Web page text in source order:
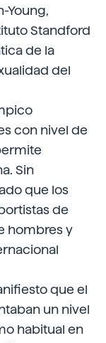
Young,
Standford
de la
del
con nivel de
Sin
que los
de
hombres y
que el
un nivel
habitual en